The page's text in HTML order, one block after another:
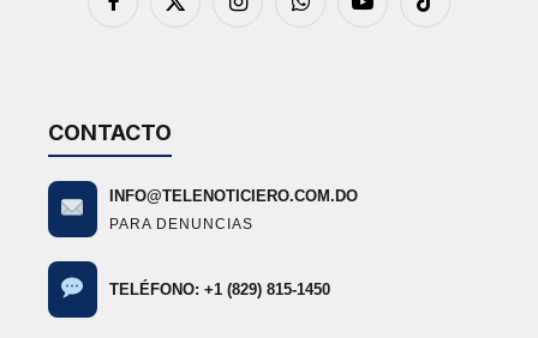
Facebook
X
InstagramWhatsAppYouTubeTikTok
CONTACTO
INFO@TELENOTICIERO.COM.DO
PARA DENUNCIAS
TELÉFONO: +1 (829) 815-1450